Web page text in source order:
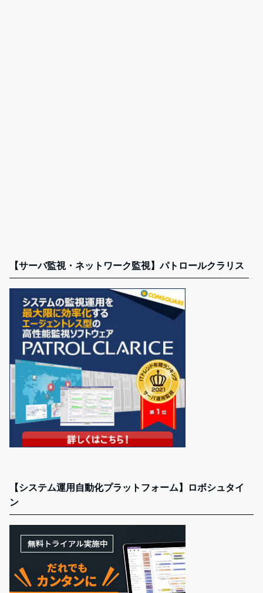
【サーバ監視・ネットワーク監視】パトロールクラリス
【システム運用自動化プラットフォーム】ロボシュタイ
ン